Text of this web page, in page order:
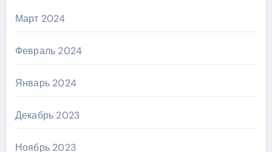
Март 2024
Февраль 2024
Январь 2024
Декабрь 2023
Ноябрь 2023